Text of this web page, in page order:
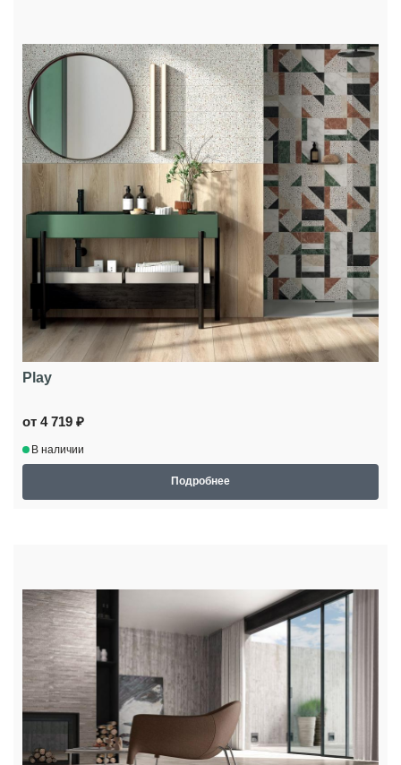
Play
от 4 719 ₽
В наличии
Подробнее